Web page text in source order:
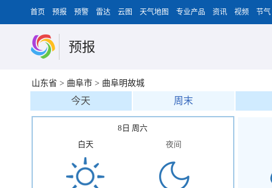
首页 预报 预警 雷达 云图 天气地图 专业产品 资讯 视频 节气
预报
山东省 > 曲阜市 > 曲阜明故城
今天 周末
8日 周六
白天
夜间